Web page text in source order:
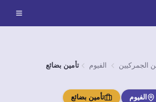
الجمركيين الفيوم تأمين بضائع
الفيوم تأمين بضائع